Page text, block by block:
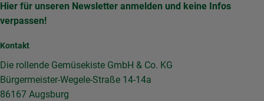
Hier für unseren Newsletter anmelden und keine Infos
verpassen!
Kontakt
Die rollende Gemüsekiste GmbH & Co. KG
Bürgermeister-Wegele-Straße 14-14a
86167 Augsburg